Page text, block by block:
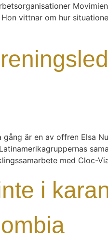
vittnar om hur
är en av offren Elsa
med Cloc-
i